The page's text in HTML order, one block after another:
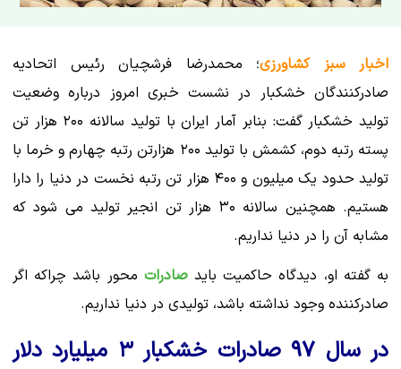
اخبار سبز کشاورزی؛ محمدرضا فرشچیان رئیس اتحادیه
صادرکنندگان خشکبار در نشست خبری امروز درباره وضعیت
تولید خشکبار گفت: بنابر آمار ایران با تولید سالانه ۲۰۰ هزار تن
پسته رتبه دوم، کشمش با تولید ۲۰۰ هزارتن رتبه چهارم و خرما با
تولید حدود یک میلیون و ۴۰۰ هزار تن رتبه نخست در دنیا را دارا
هستیم. همچنین سالانه ۳۰ هزار تن انجیر تولید می شود که
مشابه آن را در دنیا نداریم.
به گفته او، دیدگاه حاکمیت بایدصادرات محور باشد چراکه اگر
صادرکننده وجود نداشته باشد، تولیدی در دنیا نداریم.
در سال ۹۷ صادرات خشکبار ۳ میلیارد دلار